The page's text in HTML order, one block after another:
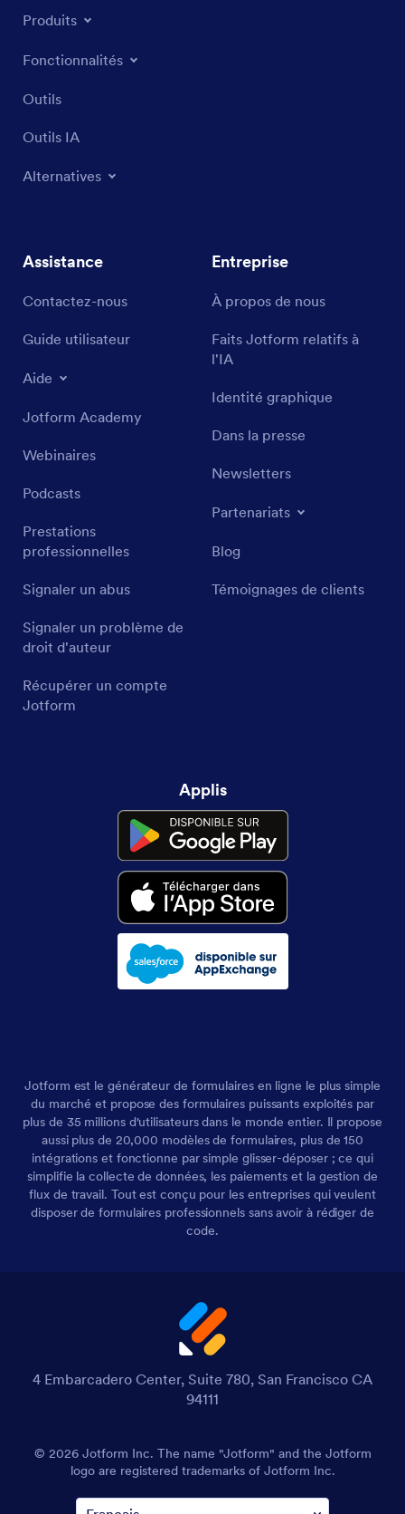
Produits
Fonctionnalités
Outils
Outils IA
Alternatives
Assistance
Contactez-nous
Guide utilisateur
Aide
Jotform Academy
Webinaires
Podcasts
Prestations
professionnelles
Signaler un abus
Signaler un problème de
droit d'auteur
Récupérer un compte
Jotform
Entreprise
À propos de nous
Faits Jotform relatifs à
l'IA
Identité graphique
Dans la presse
Newsletters
Partenariats
Blog
Témoignages de clients
Applis
Jotform est le générateur de formulaires en ligne le plus simple
du marché et propose des formulaires puissants exploités par
plus de 35 millions d'utilisateurs dans le monde entier. Il propose
aussi plus de 20,000 modèles de formulaires, plus de 150
intégrations et fonctionne par simple glisser-déposer ; ce qui
simplifie la collecte de données, les paiements et la gestion de
flux de travail. Tout est conçu pour les entreprises qui veulent
disposer de formulaires professionnels sans avoir à rédiger de
code.
4 Embarcadero Center, Suite 780, San Francisco CA
94111
© 2026 Jotform Inc. Le nom "Jotform" et le logo Jotform
sont des marques déposées de Jotform Inc.